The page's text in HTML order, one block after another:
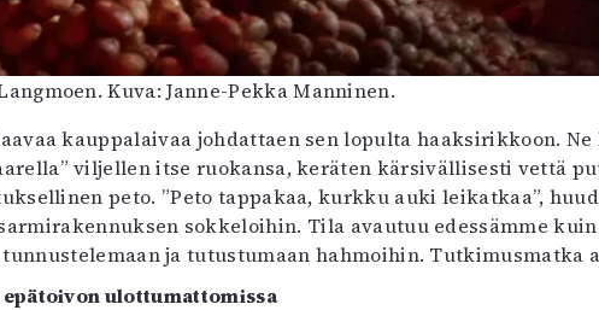
Kuva: Janne-Pekka Manninen.
kauppalaivaa johdattaen sen lopulta haaksirikkoon.
viljellen itse ruokansa, keräten kärsivällisesti vettä
peto. ”Peto tappakaa, kurkku auki leikatkaa”,
sokkeloihin. Tila avautuu edessämme
ja tutustumaan hahmoihin. Tutkimusmatka
ulottumattomissa